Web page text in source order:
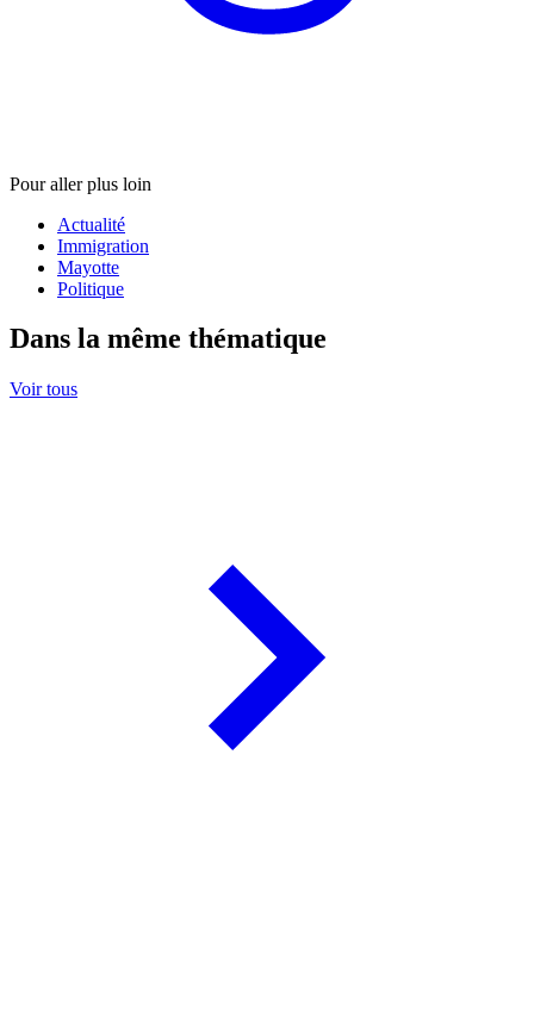
Pour aller plus loin
Actualité
Immigration
Mayotte
Politique
Dans la même thématique
Voir tous